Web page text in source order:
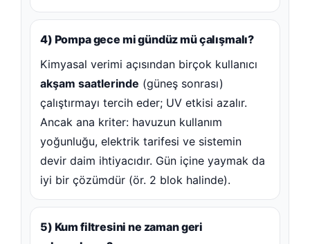
4) Pompa gece mi gündüz mü çalışmalı?
Kimyasal verimi açısından birçok kullanıcı
akşam saatlerinde (güneş sonrası)
çalıştırmayı tercih eder; UV etkisi azalır.
Ancak ana kriter: havuzun kullanım
yoğunluğu, elektrik tarifesi ve sistemin
devir daim ihtiyacıdır. Gün içine yaymak da
iyi bir çözümdür (ör. 2 blok halinde).
5) Kum filtresini ne zaman geri